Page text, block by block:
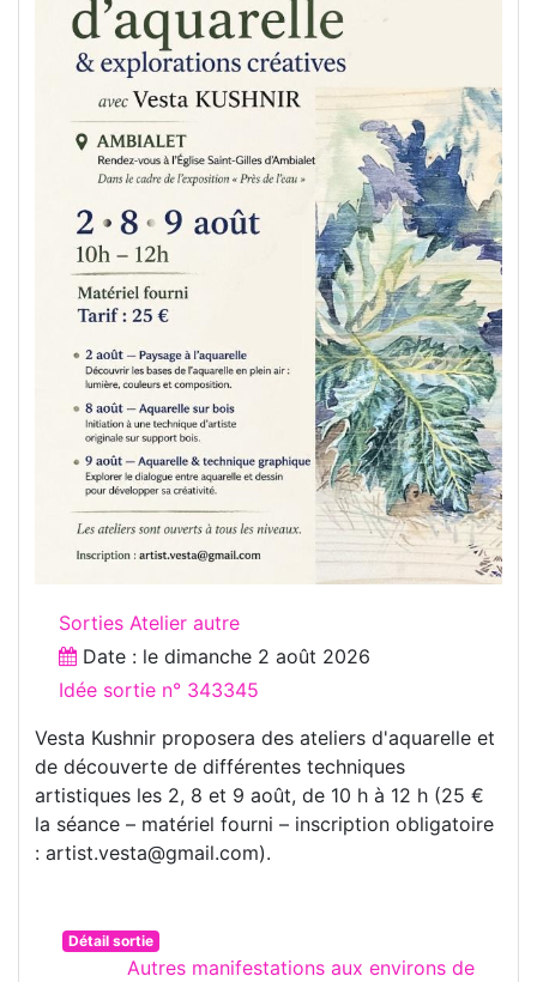
Sorties Atelier autre
Date : le dimanche 2 août 2026
Idée sortie n° 343345
Vesta Kushnir proposera des ateliers d'aquarelle et
de découverte de différentes techniques
artistiques les 2, 8 et 9 août, de 10 h à 12 h (25 €
la séance – matériel fourni – inscription obligatoire
: artist.vesta@gmail.com).
Détail sortie
Autres manifestations aux environs de